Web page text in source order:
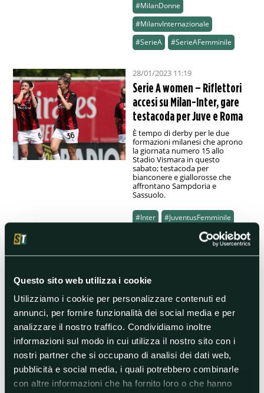
Questo sito web utilizza i cookie
Utilizziamo i cookie per personalizzare contenuti ed
annunci, per fornire funzionalità dei social media e per
analizzare il nostro traffico. Condividiamo inoltre
informazioni sul modo in cui utilizza il nostro sito con i
nostri partner che si occupano di analisi dei dati web,
pubblicità e social media, i quali potrebbero combinarle
con altre informazioni che ha fornito loro o che hanno
#MilanDonne
#MilanvInternazionale
#SerieA
#SerieAFemminile
28/01/2023 11:19
Serie A women – Riflettori
accesi su Milan-Inter, gare
testacoda per Juve e Roma
È tempo di derby per le due
formazioni milanesi che aprono
la giornata numero 15 allo
Stadio Vismara in questo
sabato; testacoda per
bianconere e giallorosse che
affrontano Sampdoria e
Sassuolo.
#Inter
#JuventusFemminile
#MilanDonne
#MilanvInternazionale
24/01/2023 14:40
Coppa Italia women –
Quarti di finale al via: big
tutte in trasferta
Dopo i gironi, il torneo prosegue